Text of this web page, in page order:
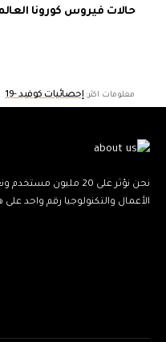
حالات فيروس كورونا
معلومات اكثر: إحصائيات كوفيد -19
نحن نؤثر على 20 مليون
الأعمال والتكنولوجيا رقم واحد على